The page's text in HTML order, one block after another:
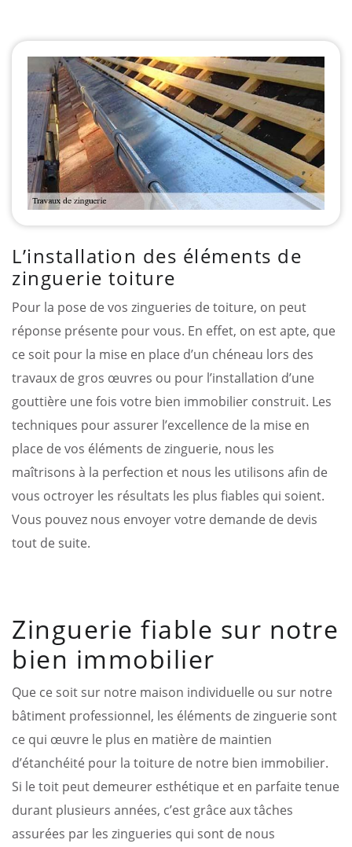
L’installation des éléments de
zinguerie toiture
Pour la pose de vos zingueries de toiture, on peut
réponse présente pour vous. En effet, on est apte, que
ce soit pour la mise en place d’un chéneau lors des
travaux de gros œuvres ou pour l’installation d’une
gouttière une fois votre bien immobilier construit. Les
techniques pour assurer l’excellence de la mise en
place de vos éléments de zinguerie, nous les
maîtrisons à la perfection et nous les utilisons afin de
vous octroyer les résultats les plus fiables qui soient.
Vous pouvez nous envoyer votre demande de devis
tout de suite.
Zinguerie fiable sur notre
bien immobilier
Que ce soit sur notre maison individuelle ou sur notre
bâtiment professionnel, les éléments de zinguerie sont
ce qui œuvre le plus en matière de maintien
d’étanchéité pour la toiture de notre bien immobilier.
Si le toit peut demeurer esthétique et en parfaite tenue
durant plusieurs années, c’est grâce aux tâches
assurées par les zingueries qui sont de nous